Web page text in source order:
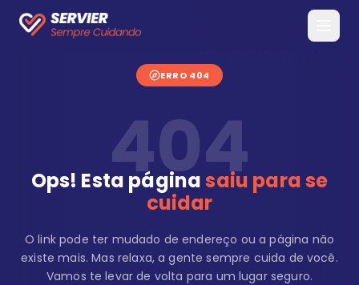
ERRO 404
404
Ops! Esta páginasaiu para se
cuidar
O link pode ter mudado de endereço ou a página não
existe mais. Mas relaxa, a gente sempre cuida de você.
Vamos te levar de volta para um lugar seguro.